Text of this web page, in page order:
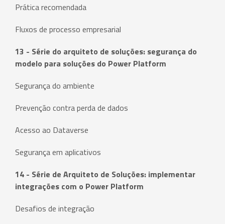
Prática recomendada
Fluxos de processo empresarial
13 - Série do arquiteto de soluções: segurança do
modelo para soluções do Power Platform
Segurança do ambiente
Prevenção contra perda de dados
Acesso ao Dataverse
Segurança em aplicativos
14 - Série de Arquiteto de Soluções: implementar
integrações com o Power Platform
Desafios de integração